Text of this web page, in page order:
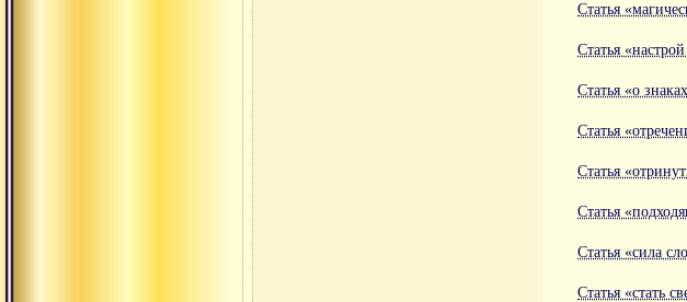
Статья
Статья
Статья «о
Статья
Статья
Статья
Статья «сила
Статья «стать